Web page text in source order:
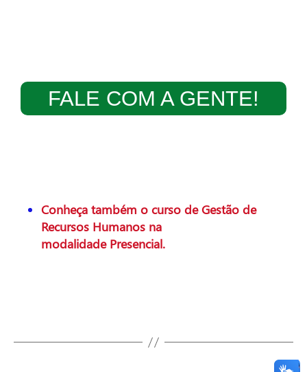
FALE COM A GENTE!
Conheça também o curso de Gestão de
Recursos Humanos na
modalidade Presencial.